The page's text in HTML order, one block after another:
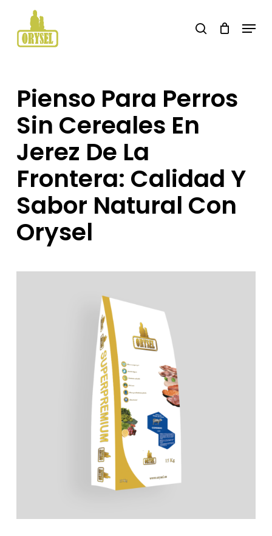
main
search Menu
Pienso Para Perros
Sin Cereales En
Jerez De La
Frontera: Calidad Y
Sabor Natural Con
Orysel